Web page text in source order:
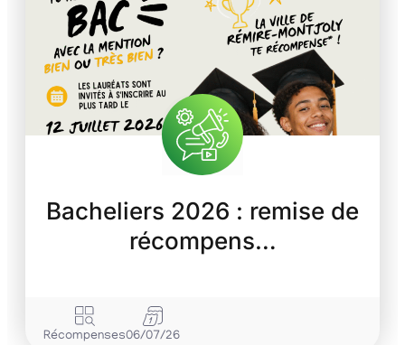
Bacheliers 2026 : remise de
récompens…
Récompenses06/07/26